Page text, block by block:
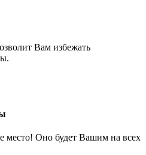
Вам избежать
место! Оно будет Вашим на всех